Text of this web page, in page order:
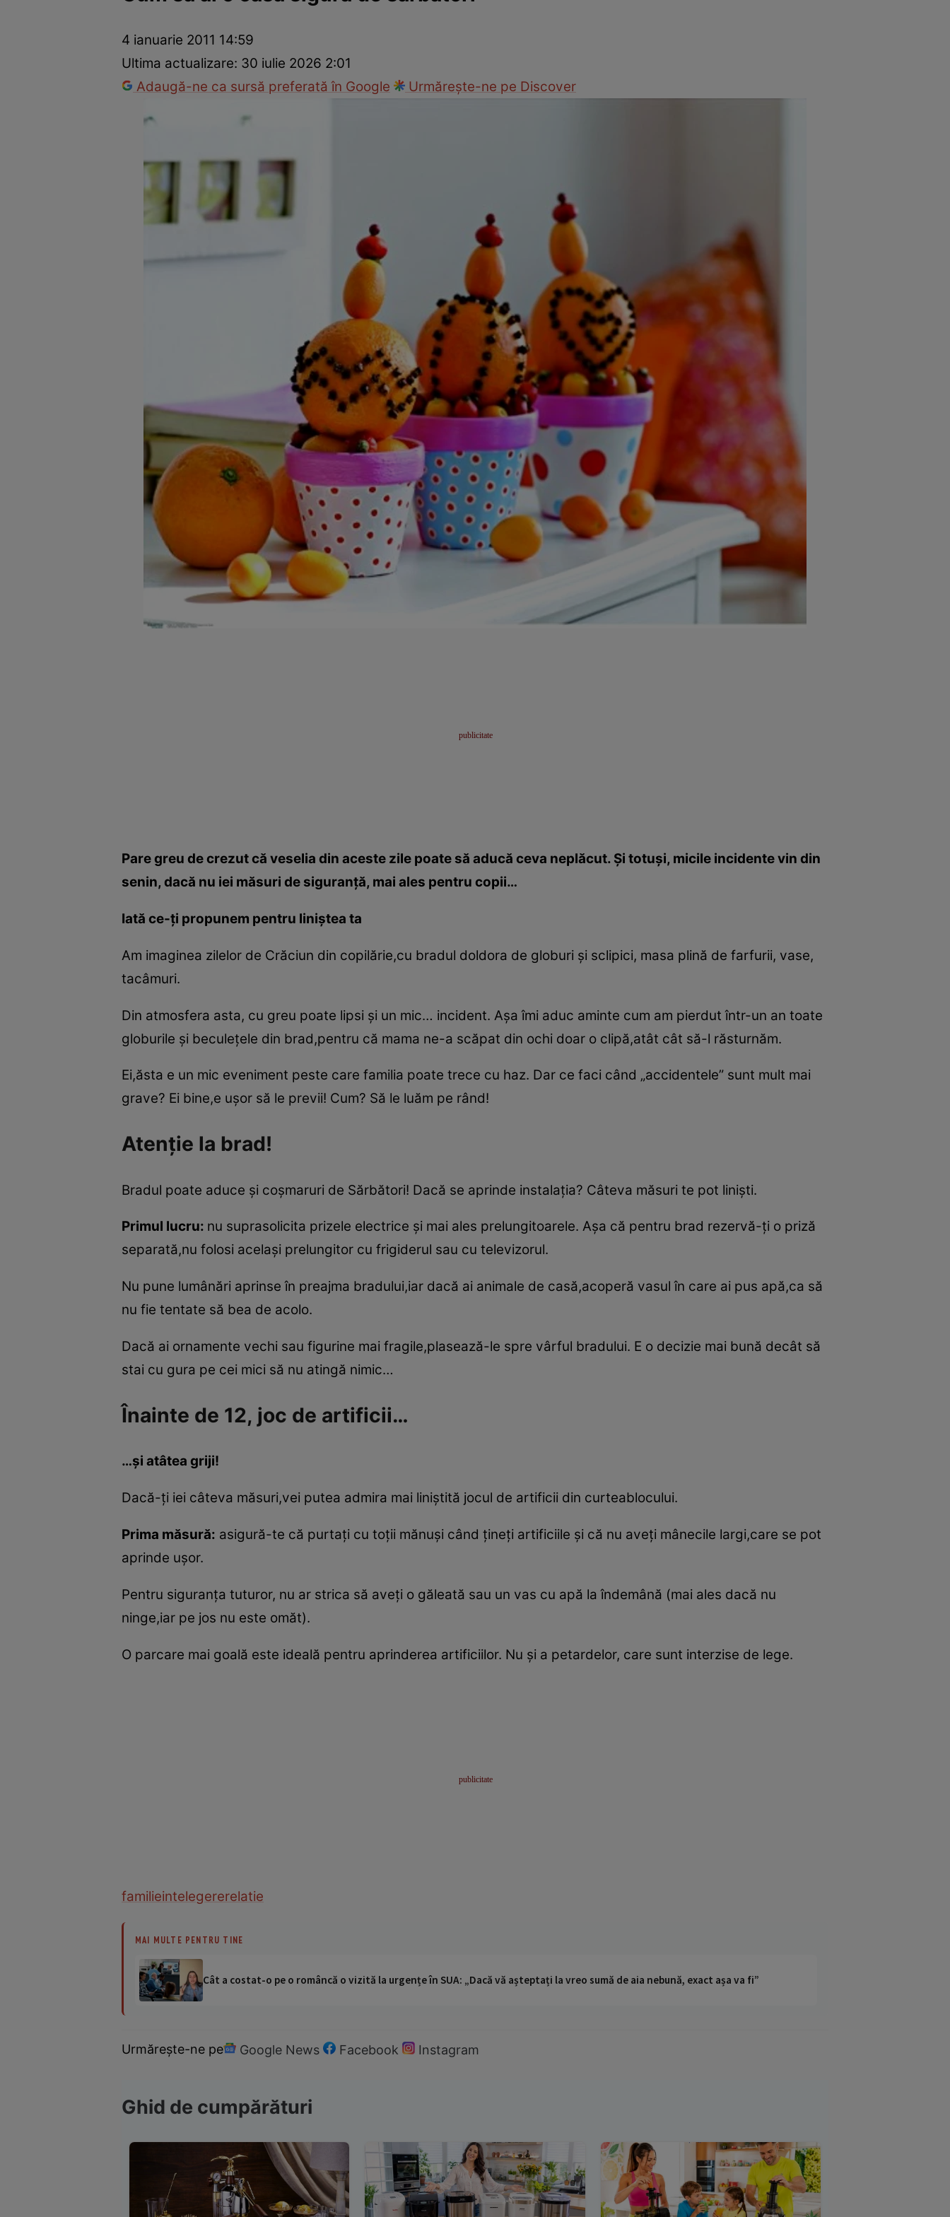
Dezvoltare personalăÎngrijire personalăCasă și grădină
4 ianuarie 2011 14:59
Ultima actualizare: 30 iulie 2026 2:01
Adaugă-ne ca sursă preferată în Google
Urmărește-ne pe Discover
Pare greu de crezut că veselia din aceste zile poate să aducă ceva neplăcut. Şi totuşi, micile incidente vin din
senin, dacă nu iei măsuri de siguranţă, mai ales pentru copii…
Iată ce-ţi propunem pentru liniştea ta
Am imaginea zilelor de Crăciun din copilărie,cu bradul doldora de globuri şi sclipici, masa plină de farfurii, vase,
tacâmuri.
Din atmosfera asta, cu greu poate lipsi şi un mic… incident. Aşa îmi aduc aminte cum am pierdut într-un an toate
globurile şi beculeţele din brad,pentru că mama ne-a scăpat din ochi doar o clipă,atât cât să-l răsturnăm.
Ei,ăsta e un mic eveniment peste care familia poate trece cu haz. Dar ce faci când „accidentele” sunt mult mai
grave? Ei bine,e uşor să le previi! Cum? Să le luăm pe rând!
Atenţie la brad!
Bradul poate aduce şi coşmaruri de Sărbători! Dacă se aprinde instalaţia? Câteva măsuri te pot linişti.
Primul lucru: nu suprasolicita prizele electrice şi mai ales prelungitoarele. Aşa că pentru brad rezervă-ţi o priză
separată,nu folosi acelaşi prelungitor cu frigiderul sau cu televizorul.
Nu pune lumânări aprinse în preajma bradului,iar dacă ai animale de casă,acoperă vasul în care ai pus apă,ca să
nu fie tentate să bea de acolo.
Dacă ai ornamente vechi sau figurine mai fragile,plasează-le spre vârful bradului. E o decizie mai bună decât să
stai cu gura pe cei mici să nu atingă nimic…
Înainte de 12, joc de artificii…
…şi atâtea griji!
Dacă-ţi iei câteva măsuri,vei putea admira mai liniştită jocul de artificii din curteablocului.
Prima măsură: asigură-te că purtaţi cu toţii mănuşi când ţineţi artificiile şi că nu aveţi mânecile largi,care se pot
aprinde uşor.
Pentru siguranţa tuturor, nu ar strica să aveţi o găleată sau un vas cu apă la îndemână (mai ales dacă nu
ninge,iar pe jos nu este omăt).
O parcare mai goală este ideală pentru aprinderea artificiilor. Nu şi a petardelor, care sunt interzise de lege.
familieintelegererelatie
MAI MULTE PENTRU TINE
Cât a costat-o pe o româncă o vizită la urgențe în SUA: „Dacă vă așteptați la vreo sumă de aia nebună, exact așa va fi”
Urmărește-ne pe Google News Facebook Instagram
Ghid de cumpărături